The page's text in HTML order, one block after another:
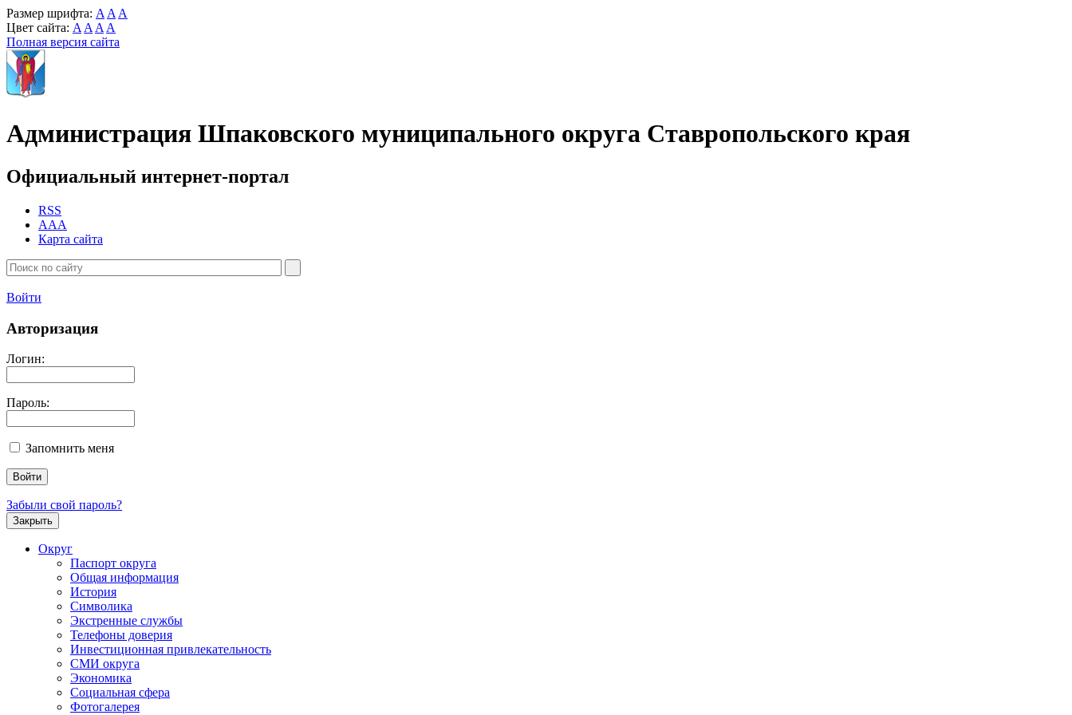
Размер шрифта: A A A
Цвет сайта: A A A A
Полная версия сайта
Администрация Шпаковского муниципального округа Ставропольского края
Официальный интернет-портал
RSS
AAA
Карта сайта
Войти
Авторизация
Логин:
Пароль:
Запомнить меня
Забыли свой пароль?
Закрыть
Округ
Паспорт округа
Общая информация
История
Символика
Экстренные службы
Телефоны доверия
Инвестиционная привлекательность
СМИ округа
Экономика
Социальная сфера
Фотогалерея